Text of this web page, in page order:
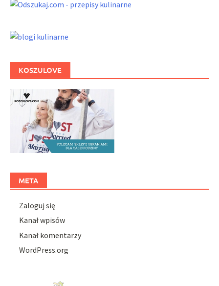
KOSZULOVE
META
Zaloguj się
Kanał wpisów
Kanał komentarzy
WordPress.org